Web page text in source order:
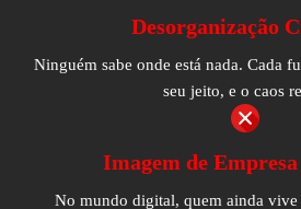
Desorganização
Ninguém sabe onde está nada. Cada
seu jeito, e o caos
Imagem de
No mundo digital, quem ainda vive